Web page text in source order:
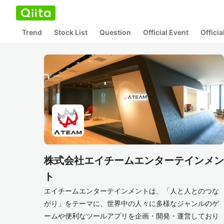
Trend Stock List Question Official Event
株式会社エイチームエンターテインメン
ト
エイチームエンターテインメントは、「人と人とのつな
がり」をテーマに、世界中の人々に多様なジャンルのゲ
ームや便利なツールアプリを企画・開発・運営しており